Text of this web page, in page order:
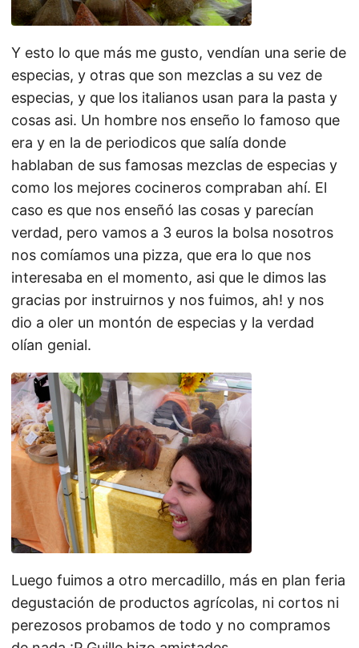
Y esto lo que más me gusto, vendían una serie de
especias, y otras que son mezclas a su vez de
especias, y que los italianos usan para la pasta y
cosas asi. Un hombre nos enseño lo famoso que
era y en la de periodicos que salía donde
hablaban de sus famosas mezclas de especias y
como los mejores cocineros compraban ahí. El
caso es que nos enseñó las cosas y parecían
verdad, pero vamos a 3 euros la bolsa nosotros
nos comíamos una pizza, que era lo que nos
interesaba en el momento, asi que le dimos las
gracias por instruirnos y nos fuimos, ah! y nos
dio a oler un montón de especias y la verdad
olían genial.
Luego fuimos a otro mercadillo, más en plan feria
degustación de productos agrícolas, ni cortos ni
perezosos probamos de todo y no compramos